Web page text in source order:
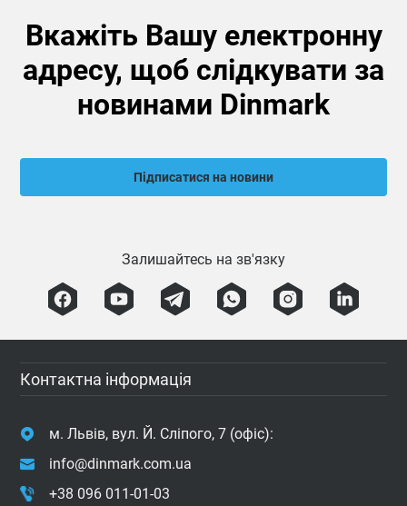
Вкажіть Вашу електронну
адресу, щоб слідкувати за
новинами Dinmark
Підписатися на новини
Залишайтесь на зв'язку
Контактна інформація
м. Львів, вул. Й. Сліпого, 7 (офіс):
info@dinmark.com.ua
+38 096 011-01-03